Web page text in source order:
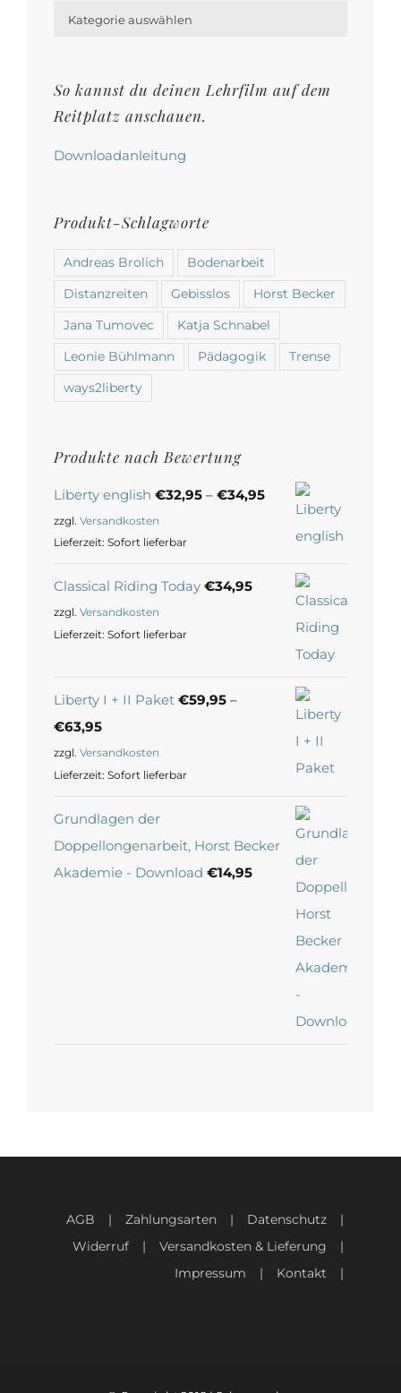
können
Produktseite
gewählt
werden
Kategorie auswählen
So kannst du deinen Lehrfilm auf dem
Reitplatz anschauen.
Downloadanleitung
Produkt-Schlagworte
Andreas Brolich Bodenarbeit
Distanzreiten Gebisslos Horst Becker
Jana Tumovec Katja Schnabel
Leonie Bühlmann Pädagogik Trense
ways2liberty
Produkte nach Bewertung
Liberty english €32,95 – €34,95
zzgl. Versandkosten
Lieferzeit: Sofort lieferbar
Classical Riding Today €34,95
zzgl. Versandkosten
Lieferzeit: Sofort lieferbar
Liberty I + II Paket €59,95 –
€63,95
zzgl. Versandkosten
Lieferzeit: Sofort lieferbar
Grundlagen der
Doppellongenarbeit, Horst Becker
Akademie - Download €14,95
AGB Zahlungsarten
Datenschutz
Widerruf
Versandkosten & Lieferung
Impressum
Kontakt